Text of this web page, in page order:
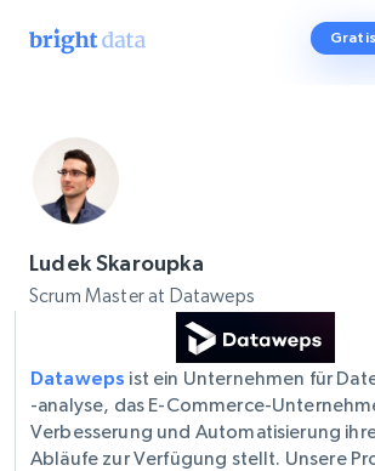
Ludek Skaroupka
Scrum Master at Dataweps
Dataweps ist ein Unternehmen für
-analyse, das E-Commerce-
Verbesserung und Automatisierung
Abläufe zur Verfügung stellt. Unsere